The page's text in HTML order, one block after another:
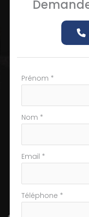
Formulaire
téléphone
Prénom *
Nom *
Email *
Téléphone *